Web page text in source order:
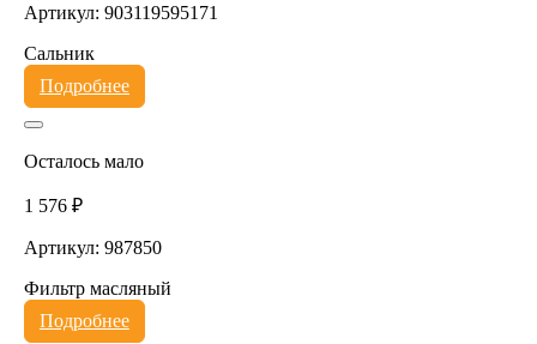
Артикул: 903119595171
Сальник
Подробнее
Осталось мало
1 576 ₽
Артикул: 987850
Фильтр масляный
Подробнее